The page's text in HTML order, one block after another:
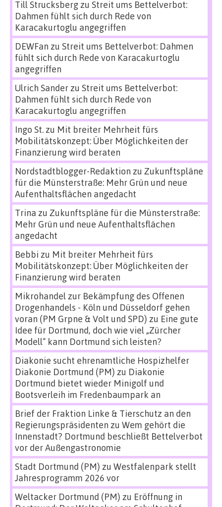
Till Strucksbergzu Streit ums Bettelverbot:
Dahmen fühlt sich durch Rede von
Karacakurtoglu angegriffen
DEWFan zu Streit ums Bettelverbot: Dahmen
fühlt sich durch Rede von Karacakurtoglu
angegriffen
Ulrich Sanderzu Streit ums Bettelverbot:
Dahmen fühlt sich durch Rede von
Karacakurtoglu angegriffen
Ingo St.zu Mit breiter Mehrheit fürs
Mobilitätskonzept: Über Möglichkeiten der
Finanzierung wird beraten
Nordstadtblogger-Redaktion zu Zukunftspläne
für die Münsterstraße: Mehr Grün und neue
Aufenthaltsflächen angedacht
Trina zu Zukunftspläne für die Münsterstraße:
Mehr Grün und neue Aufenthaltsflächen
angedacht
Bebbi zu Mit breiter Mehrheit fürs
Mobilitätskonzept: Über Möglichkeiten der
Finanzierung wird beraten
Mikrohandel zur Bekämpfung des Offenen
Drogenhandels - Köln und Düsseldorf gehen
voran (PM Grpne & Volt und SPD) zu Eine gute
Idee für Dortmund, doch wie viel „Zürcher
Modell“ kann Dortmund sich leisten?
Diakonie sucht ehrenamtliche Hospizhelfer
Diakonie Dortmund (PM) zu Diakonie
Dortmund bietet wieder Minigolf und
Bootsverleih im Fredenbaumpark an
Brief der Fraktion Linke & Tierschutz an den
Regierungspräsidenten zu Wem gehört die
Innenstadt? Dortmund beschließt Bettelverbot
vor der Außengastronomie
Stadt Dortmund (PM) zu Westfalenpark stellt
Jahresprogramm 2026 vor
Weltacker Dortmund (PM) zu Eröffnung in